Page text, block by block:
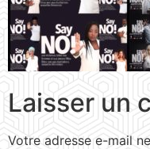
Laisser un
Votre adresse e-mail